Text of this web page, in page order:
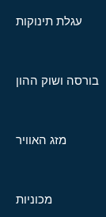
עגלת תינוקות
בורסה ושוק ההון
מזג האוויר
מכוניות